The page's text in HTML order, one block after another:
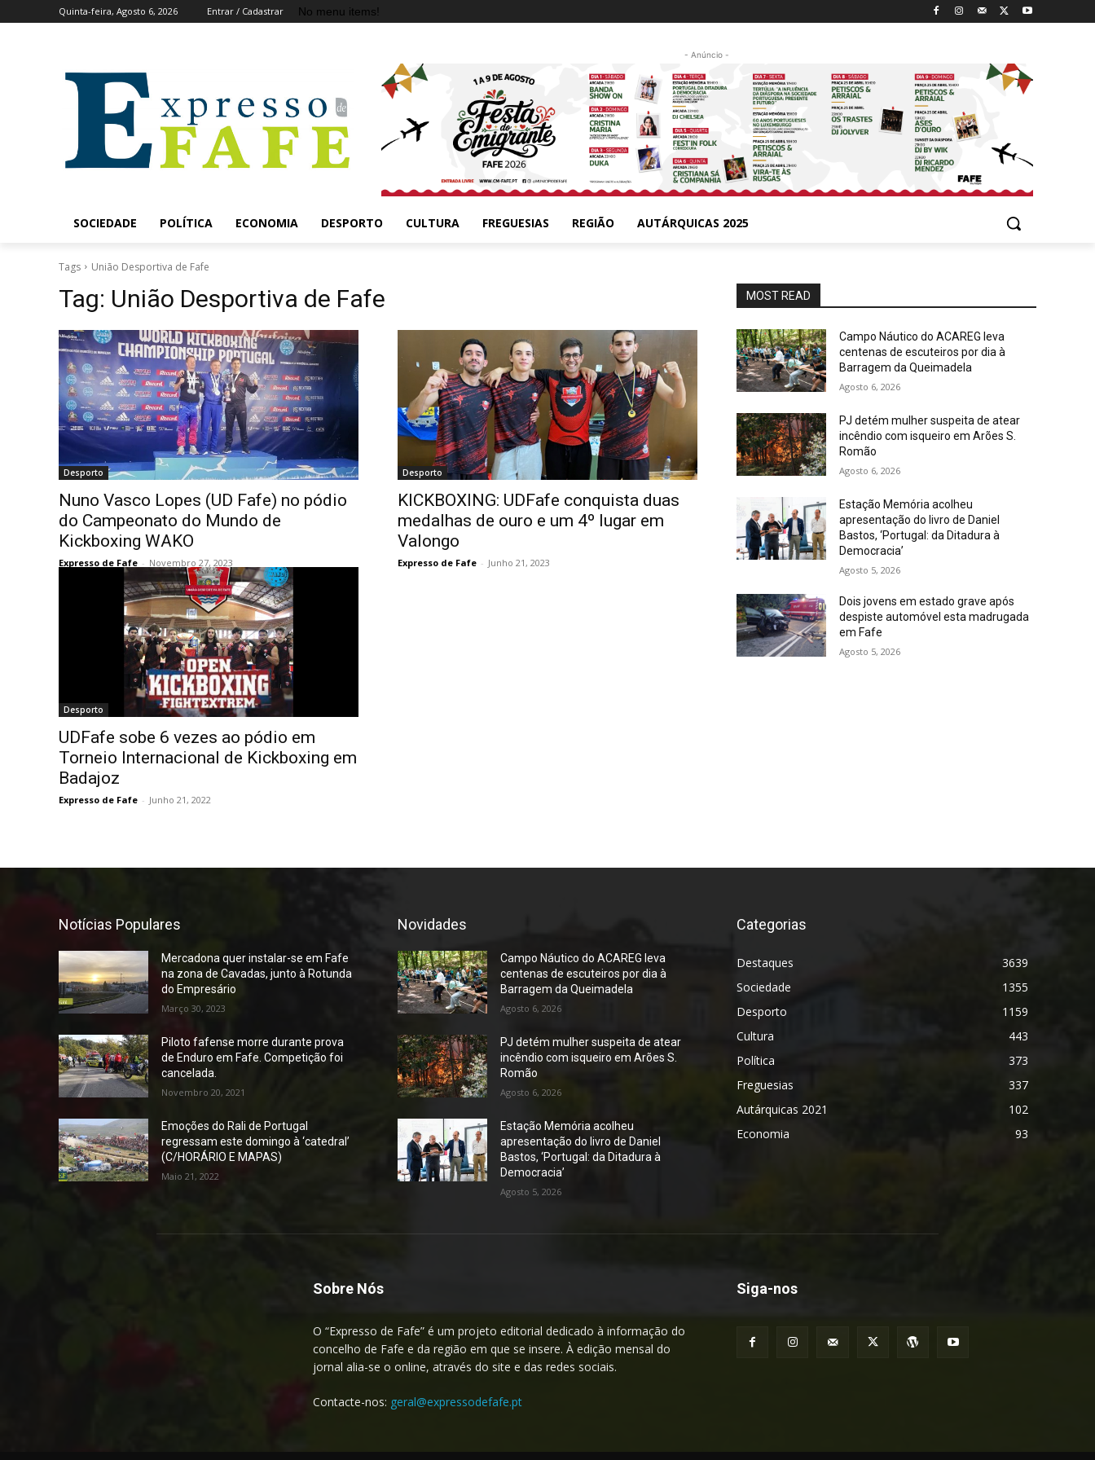
Quinta-feira, Agosto 6, 2026 Entrar / Cadastrar No menu items!
- Anúncio -
SOCIEDADE POLÍTICA ECONOMIA DESPORTO CULTURA FREGUESIAS REGIÃO AUTÁRQUICAS 2025
Tags União Desportiva de Fafe
Tag: União Desportiva de Fafe
Desporto
Nuno Vasco Lopes (UD Fafe) no pódio
do Campeonato do Mundo de
Kickboxing WAKO
Expresso de Fafe - Novembro 27, 2023
Desporto
KICKBOXING: UDFafe conquista duas
medalhas de ouro e um 4º lugar em
Valongo
Expresso de Fafe - Junho 21, 2023
Desporto
UDFafe sobe 6 vezes ao pódio em
Torneio Internacional de Kickboxing em
Badajoz
Expresso de Fafe - Junho 21, 2022
MOST READ
Campo Náutico do ACAREG leva
centenas de escuteiros por dia à
Barragem da Queimadela
Agosto 6, 2026
PJ detém mulher suspeita de atear
incêndio com isqueiro em Arões S.
Romão
Agosto 6, 2026
Estação Memória acolheu
apresentação do livro de Daniel
Bastos, ‘Portugal: da Ditadura à
Democracia’
Agosto 5, 2026
Dois jovens em estado grave após
despiste automóvel esta madrugada
em Fafe
Agosto 5, 2026
Notícias Populares
Mercadona quer instalar-se em Fafe
na zona de Cavadas, junto à Rotunda
do Empresário
Março 30, 2023
Piloto fafense morre durante prova
de Enduro em Fafe. Competição foi
cancelada.
Novembro 20, 2021
Emoções do Rali de Portugal
regressam este domingo à ‘catedral’
(C/HORÁRIO E MAPAS)
Maio 21, 2022
Novidades
Campo Náutico do ACAREG leva
centenas de escuteiros por dia à
Barragem da Queimadela
Agosto 6, 2026
PJ detém mulher suspeita de atear
incêndio com isqueiro em Arões S.
Romão
Agosto 6, 2026
Estação Memória acolheu
apresentação do livro de Daniel
Bastos, ‘Portugal: da Ditadura à
Democracia’
Agosto 5, 2026
Categorias
Destaques
3639
Sociedade
1355
Desporto
1159
Cultura
443
Política
373
Freguesias
337
Autárquicas 2021
102
Economia
93
Sobre Nós
O “Expresso de Fafe” é um projeto editorial dedicado à informação do
concelho de Fafe e da região em que se insere. À edição mensal do
jornal alia-se o online, através do site e das redes sociais.
Contacte-nos: geral@expressodefafe.pt
Siga-nos